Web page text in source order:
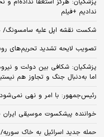
پزشکیان: هرگز استعفا نداده‌ام و
ندادیم +فیلم
شکست نقشه اپل علیه سامسونگ/
تصویب لایحه تشدید تحریم‌های
پزشکیان: شکافی بین دولت و
اما به‌دنبال جنگ و تجاوز هم
رئیس‌جمهور: با امر و نهی نمی‌شود
خواننده پیشکسوت موسیقی